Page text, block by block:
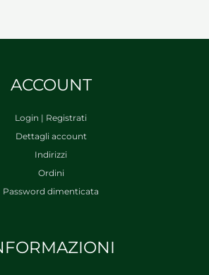
ACCOUNT
Login | Registrati
Dettagli account
Indirizzi
Ordini
Password dimenticata